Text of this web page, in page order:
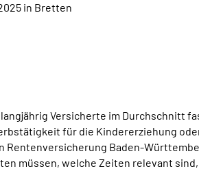
in Bretten
Versicherte im Durchschnitt
für die Kindererziehung
Baden-
müssen, welche Zeiten relevant